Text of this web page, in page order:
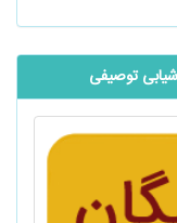
توصیفی